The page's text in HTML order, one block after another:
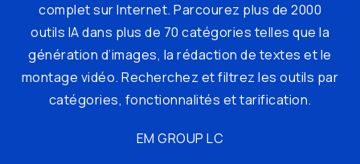
complet sur Internet. Parcourez plus de 2000
outils IA dans plus de 70 catégories telles que la
génération d’images, la rédaction de textes et le
montage vidéo. Recherchez et filtrez les outils par
catégories, fonctionnalités et tarification.
EM GROUP LC